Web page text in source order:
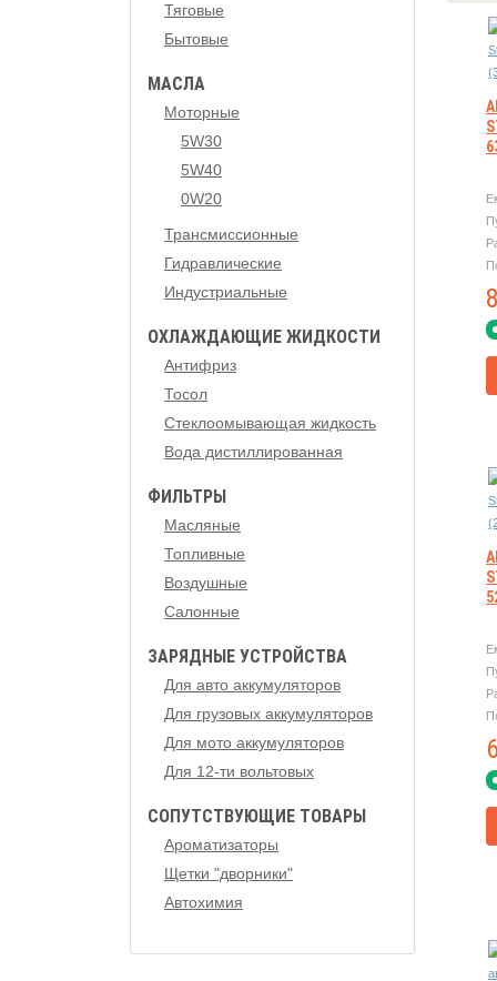
Тяговые
Бытовые
МАСЛА
Моторные
5W30
5W40
0W20
Трансмиссионные
Гидравлические
Индустриальные
ОХЛАЖДАЮЩИЕ ЖИДКОСТИ
Антифриз
Тосол
Стеклоомывающая жидкость
Вода дистиллированная
ФИЛЬТРЫ
Масляные
Топливные
Воздушные
Салонные
ЗАРЯДНЫЕ УСТРОЙСТВА
Для авто аккумуляторов
Для грузовых аккумуляторов
Для мото аккумуляторов
Для 12-ти вольтовых
СОПУТСТВУЮЩИЕ ТОВАРЫ
Ароматизаторы
Щетки "дворники"
Автохимия